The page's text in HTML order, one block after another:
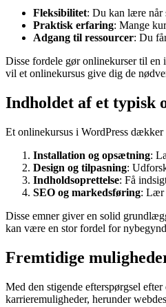
Fleksibilitet: Du kan lære når
Praktisk erfaring: Mange
Adgang til ressourcer: Du
Disse fordele gør onlinekurser til en
vil et onlinekursus give dig de
Indholdet af et typisk
Et onlinekursus i WordPress
Installation og opsætning:
Design og tilpasning:
Indholdsoprettelse: Få
SEO og markedsføring: Lær
Disse emner giver en solid
kan være en stor fordel for
Fremtidige
Med den stigende efterspørgsel
karrieremuligheder, herunder